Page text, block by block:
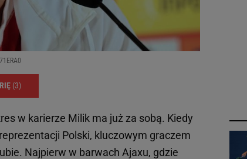
(3)
w karierze Milik ma już za sobą. Kiedy
Polski, kluczowym graczem
Najpierw w barwach Ajaxu, gdzie